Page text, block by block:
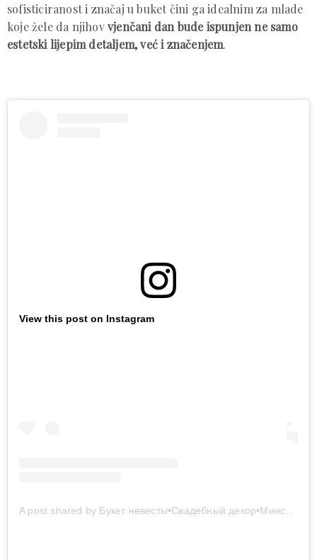
sofisticiranost i značaj u buket čini ga idealnim za mlade
koje žele da njihovvjenčani dan bude ispunjen ne samo
estetski lijepim detaljem, već i značenjem.
View this post on Instagram